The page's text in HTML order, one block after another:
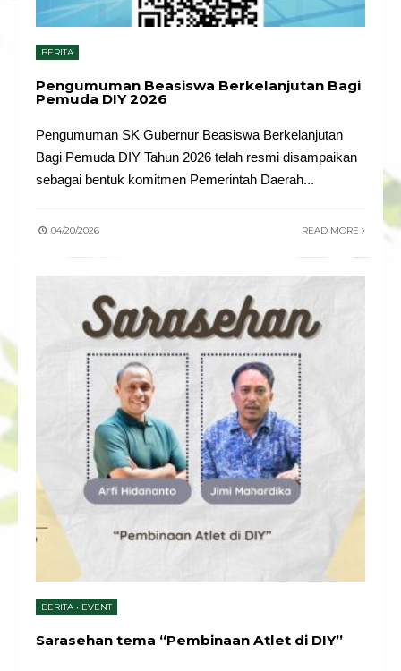
BERITA
Pengumuman Beasiswa Berkelanjutan Bagi
Pemuda DIY 2026
Pengumuman SK Gubernur Beasiswa Berkelanjutan
Bagi Pemuda DIY Tahun 2026 telah resmi disampaikan
sebagai bentuk komitmen Pemerintah Daerah...
04/20/2026 READ MORE
BERITA • EVENT
Sarasehan tema “Pembinaan Atlet di DIY”